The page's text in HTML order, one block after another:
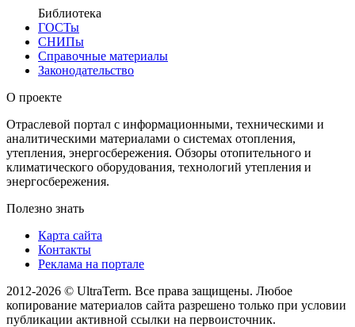
Библиотека
ГОСТы
СНИПы
Справочные материалы
Законодательство
О проекте
Отраслевой портал с информационными, техническими и
аналитическими материалами о системах отопления,
утепления, энергосбережения. Обзоры отопительного и
климатического оборудования, технологий утепления и
энергосбережения.
Полезно знать
Карта сайта
Контакты
Реклама на портале
2012-2026 © UltraTerm. Все права защищены. Любое
копирование материалов сайта разрешено только при условии
публикации активной ссылки на первоисточник.